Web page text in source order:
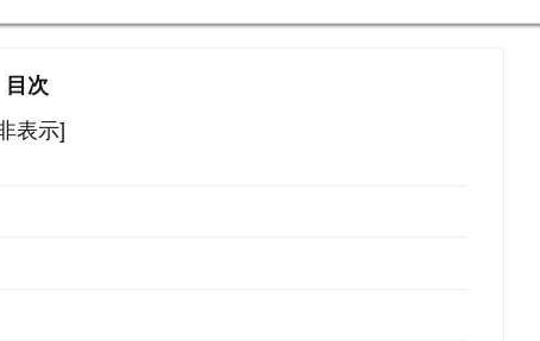
目次
表示]